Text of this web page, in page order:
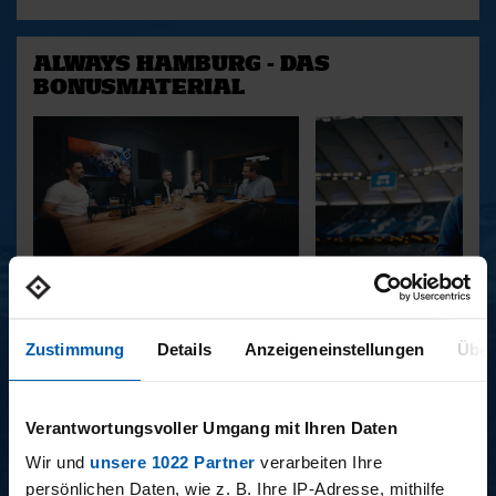
Zustimmung Details Anzeigeneinstellungen
Verantwortungsvoller Umgang mit Ihren Daten
Wir und unsere 1022 Partner verarbeiten Ihre
persönlichen Daten, wie z. B. Ihre IP-Adresse, mithilfe
ALWAYS HAMBURG - DAS
BONUSMATERIAL
15.12.2025 11.12.2025
BUNDESLIGA SAISON 2025/2026